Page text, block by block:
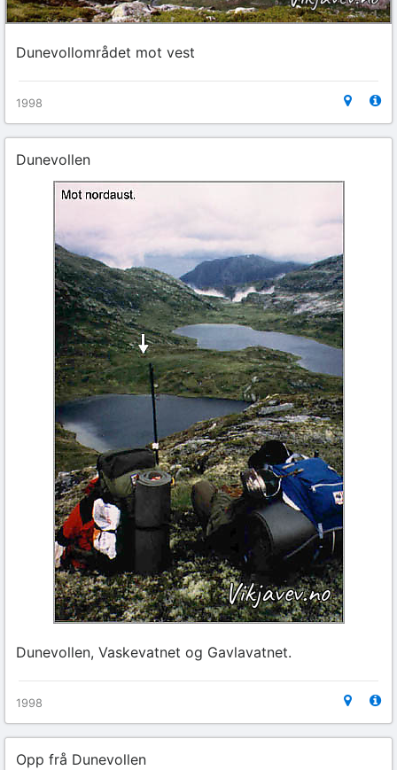
Dunevollområdet mot vest
1998
Dunevollen
Dunevollen, Vaskevatnet og Gavlavatnet.
1998
Opp frå Dunevollen